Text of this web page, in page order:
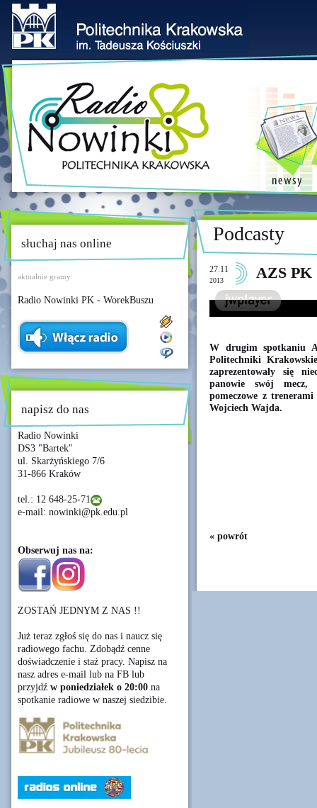
słuchaj nas online
aktualnie gramy:
Radio Nowinki PK - WorekBuszu
napisz do nas
Radio Nowinki
DS3 "Bartek"
ul. Skarżyńskiego 7/6
31-866 Kraków
tel.: 12 648-25-71
e-mail: nowinki@pk.edu.pl
Obserwuj nas na:
ZOSTAŃ JEDNYM Z NAS !!
Już teraz zgłoś się do nas i naucz się
radiowego fachu. Zdobądź cenne
doświadczenie i staż pracy. Napisz na
nasz adres e-mail lub na FB lub
przyjdź w poniedziałek o 20:00 na
spotkanie radiowe w naszej siedzibie.
Podcasty
27.11
2013 AZS PK
W drugim spotkaniu
Politechniki
zaprezentowały się
panowie swój mecz,
pomeczowe z
Wojciech Wajda.
« powrót